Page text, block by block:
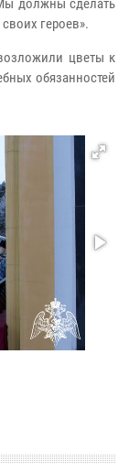
должны сделать
героев».
цветы к
обязанностей